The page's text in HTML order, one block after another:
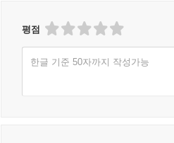
평점
한글 기준 50자까지 작성가능